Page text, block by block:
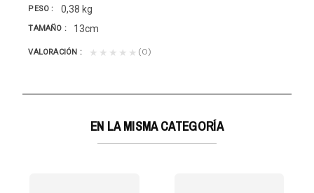
PESO 0,38 kg
TAMAÑO 13cm
VALORACIÓN ★★★★★ (0)
EN LA MISMA CATEGORÍA